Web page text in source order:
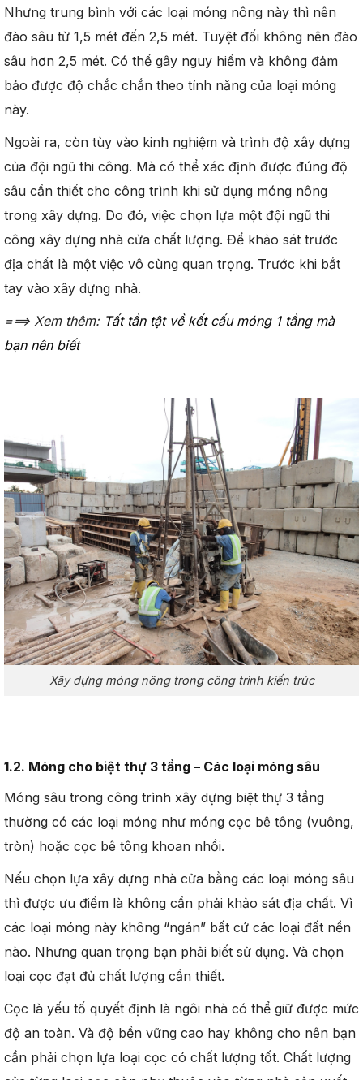
Nhưng trung bình với các loại móng nông này thì nên
đào sâu từ 1,5 mét đến 2,5 mét. Tuyệt đối không nên đào
sâu hơn 2,5 mét. Có thể gây nguy hiểm và không đảm
bảo được độ chắc chắn theo tính năng của loại móng
này.
Ngoài ra, còn tùy vào kinh nghiệm và trình độ xây dựng
của đội ngũ thi công. Mà có thể xác định được đúng độ
sâu cần thiết cho công trình khi sử dụng móng nông
trong xây dựng. Do đó, việc chọn lựa một đội ngũ thi
công xây dựng nhà cửa chất lượng. Để khảo sát trước
địa chất là một việc vô cùng quan trọng. Trước khi bắt
tay vào xây dựng nhà.
===> Xem thêm: Tất tần tật về kết cấu móng 1 tầng mà
bạn nên biết
Xây dựng móng nông trong công trình kiến trúc
1.2. Móng cho biệt thự 3 tầng – Các loại móng sâu
Móng sâu trong công trình xây dựng biệt thự 3 tầng
thường có các loại móng như móng cọc bê tông (vuông,
tròn) hoặc cọc bê tông khoan nhồi.
Nếu chọn lựa xây dựng nhà cửa bằng các loại móng sâu
thì được ưu điểm là không cần phải khảo sát địa chất. Vì
các loại móng này không “ngán” bất cứ các loại đất nền
nào. Nhưng quan trọng bạn phải biết sử dụng. Và chọn
loại cọc đạt đủ chất lượng cần thiết.
Cọc là yếu tố quyết định là ngôi nhà có thể giữ được mức
độ an toàn. Và độ bền vững cao hay không cho nên bạn
cần phải chọn lựa loại cọc có chất lượng tốt. Chất lượng